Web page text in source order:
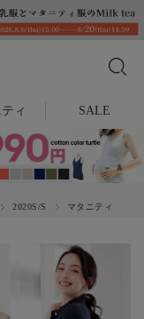
ィ SALE
2020S/S マタニティ